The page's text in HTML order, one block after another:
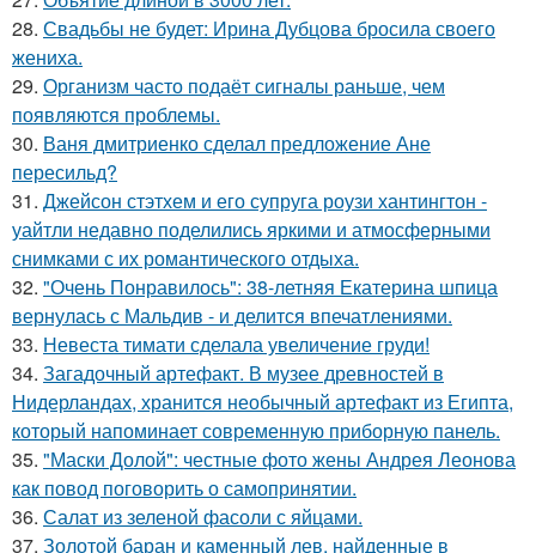
28. Свадьбы не будет: Ирина Дубцова бросила своего
жениха.
29. Организм часто подаёт сигналы раньше, чем
появляются проблемы.
30. Ваня дмитриенко сделал предложение Ане
пересильд?
31. Джейсон стэтхем и его супруга роузи хантингтон -
уайтли недавно поделились яркими и атмосферными
снимками с их романтического отдыха.
32. "Очень Понравилось": 38-летняя Екатерина шпица
вернулась с Мальдив - и делится впечатлениями.
33. Невеста тимати сделала увеличение груди!
34. Загадочный артефакт. В музее древностей в
Нидерландах, хранится необычный артефакт из Египта,
который напоминает современную приборную панель.
35. "Маски Долой": честные фото жены Андрея Леонова
как повод поговорить о самопринятии.
36. Салат из зеленой фасоли с яйцами.
37. Золотой баран и каменный лев, найденные в